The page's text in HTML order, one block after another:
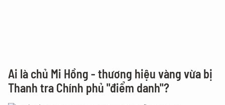
Ai là chủ Mi Hồng - thương hiệu vàng vừa bị
Thanh tra Chính phủ "điểm danh"?